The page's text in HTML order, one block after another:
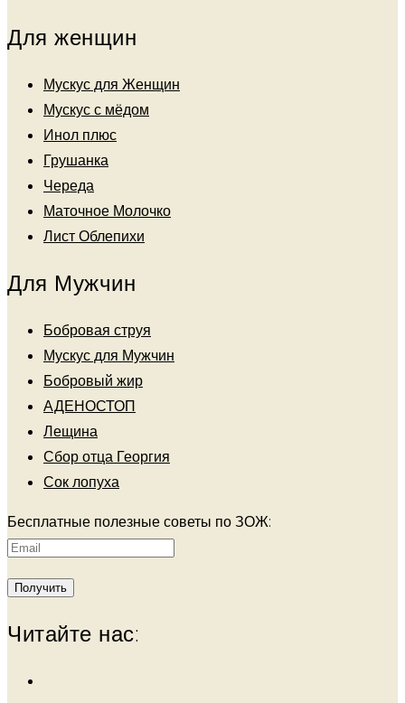
Для женщин
Мускус для Женщин
Мускус с мёдом
Инол плюс
Грушанка
Череда
Маточное Молочко
Лист Облепихи
Для Мужчин
Бобровая струя
Мускус для Мужчин
Бобровый жир
АДЕНОСТОП
Лещина
Сбор отца Георгия
Сок лопуха
Бесплатные полезные советы по ЗОЖ:
Читайте нас: